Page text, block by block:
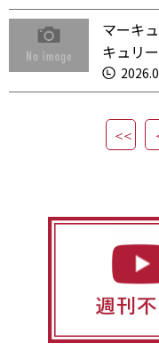
マーキ
キュリ